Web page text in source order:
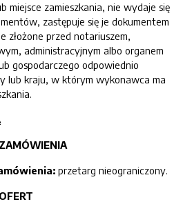
miejsce zamieszkania, nie wydaje się
zastępuje się je dokumentem
złożone przed notariuszem,
administracyjnym albo organem
gospodarczego odpowiednio
lub kraju, w którym wykonawca ma
przetarg nieograniczony.